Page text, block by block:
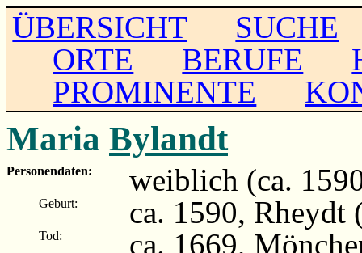
ÜBERSICHT
SUCHE
ORTE
BERUFE
PROMINENTE
Maria Bylandt
Personendaten: weiblich (ca.
Geburt: ca. 1590, Rheydt
Tod: ca. 1669,